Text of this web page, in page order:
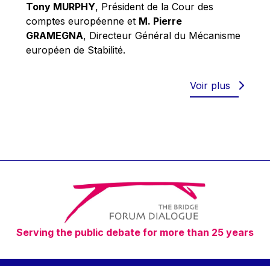
Richard Pelly
Robert Goebbels
Robert REYNDERS
Timothy Radcliffe
Vaclav Klaus
Vassilios Skouris
Vítor Manuel da Silva Caldeira
Viviane Reding
Walter Hagg
Tony MURPHY, Président de la Cour des
comptes européenne et M. Pierre
GRAMEGNA, Directeur Général du Mécanisme
européen de Stabilité.
Voir plus
Serving the public debate for more than 25 years